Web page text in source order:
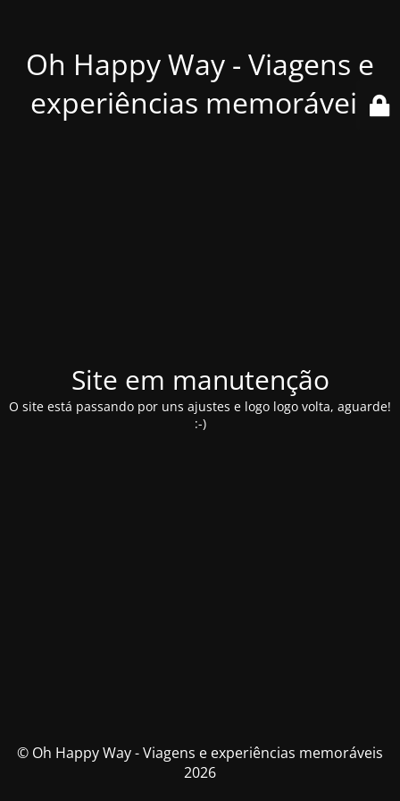
Oh Happy Way - Viagens e
experiências memoráveis
Site em manutenção
O site está passando por uns ajustes e logo logo volta, aguarde!
:-)
© Oh Happy Way - Viagens e experiências memoráveis
2026